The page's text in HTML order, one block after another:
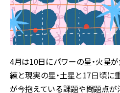
4月は10日にパワーの星・火星
練と現実の星・土星と17日頃に
が今抱えている課題や問題点が